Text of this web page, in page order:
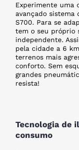
Experimente uma
avançado sistema
S700. Para se
tem o seu próprio
independente.
pela cidade a 6
terrenos mais
conforto. Sem
grandes
resista!
Tecnologia de
consumo